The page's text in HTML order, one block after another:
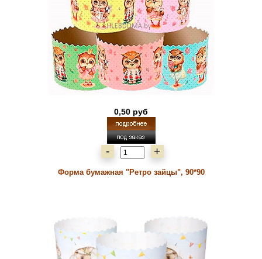
0,50 руб
- +
Форма бумажная "Ретро зайцы", 90*90